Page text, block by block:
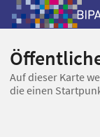
Auf dieser Karte
die einen